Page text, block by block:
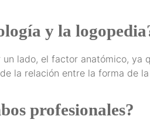
y la
lado, el factor anatómico,
la relación entre la forma de
profesionales?